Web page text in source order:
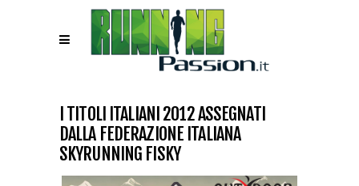
I TITOLI ITALIANI 2012 ASSEGNATI
DALLA FEDERAZIONE ITALIANA
SKYRUNNING FISKY